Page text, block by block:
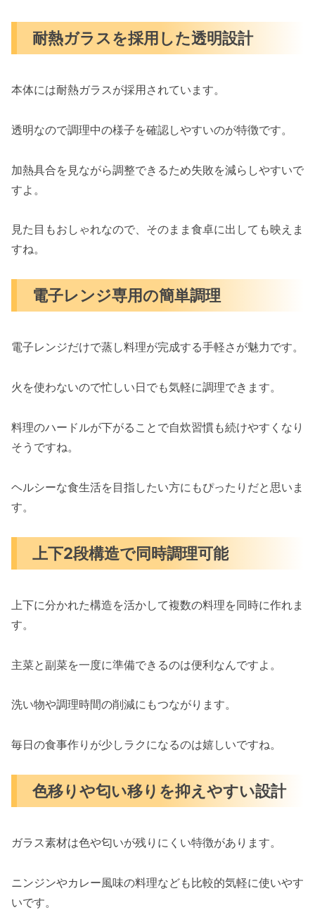
耐熱ガラスを採用した透明設計
本体には耐熱ガラスが採用されています。
透明なので調理中の様子を確認しやすいのが特徴です。
加熱具合を見ながら調整できるため失敗を減らしやすいで
すよ。
見た目もおしゃれなので、そのまま食卓に出しても映えま
すね。
電子レンジ専用の簡単調理
電子レンジだけで蒸し料理が完成する手軽さが魅力です。
火を使わないので忙しい日でも気軽に調理できます。
料理のハードルが下がることで自炊習慣も続けやすくなり
そうですね。
ヘルシーな食生活を目指したい方にもぴったりだと思いま
す。
上下2段構造で同時調理可能
上下に分かれた構造を活かして複数の料理を同時に作れま
す。
主菜と副菜を一度に準備できるのは便利なんですよ。
洗い物や調理時間の削減にもつながります。
毎日の食事作りが少しラクになるのは嬉しいですね。
色移りや匂い移りを抑えやすい設計
ガラス素材は色や匂いが残りにくい特徴があります。
ニンジンやカレー風味の料理なども比較的気軽に使いやす
いです。